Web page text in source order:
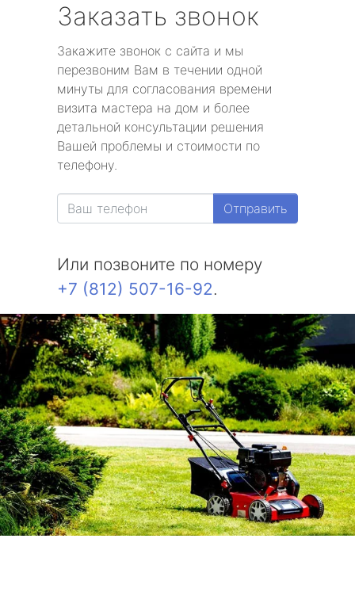
Заказать звонок
Закажите звонок с сайта и мы
перезвоним Вам в течении одной
минуты для согласования времени
визита мастера на дом и более
детальной консультации решения
Вашей проблемы и стоимости по
телефону.
Отправить
Или позвоните по номеру
+7 (812) 507-16-92.